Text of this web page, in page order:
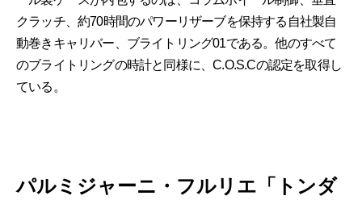
クラッチ、約70時間のパワーリザーブを保持する自社製自
動巻きキャリバー、ブライトリング01である。他のすべて
のブライトリングの時計と同様に、C.O.S.Cの認定を取得し
ている。
パルミジャーニ・フルリエ「トンダ